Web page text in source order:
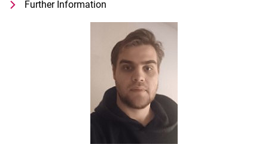
Further Information